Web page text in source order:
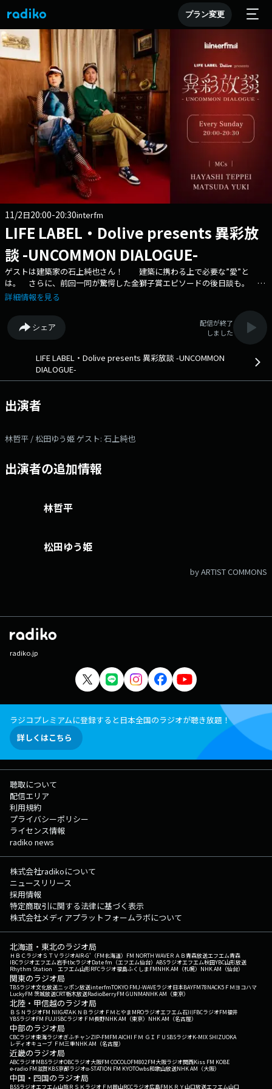
プラン変更
11/2日20:00-20:30interfm
LIFE LABEL・Dolive presents 異彩放
談 -UNCOMMON DIALOGUE-
ゲストは建築家の石上純也さん！ 建築に携わる上で必要な”愛”と
は。 さらに、前回一同が驚愕した金獅子賞エピソードの後日談も。
「異彩放談 - UNCOMMON DIALOGUE -」 LIFE LABEL / Dolive / yado 3つ
持つアーティスト・松田ゆう姫が 「心の解放」をテーマに各業界の最前
線で活躍するゲストを迎え、 ゲストの人生を彩ってきたもの・こと、
成功の裏側にある葛藤、ビジネスの本質に迫る対話番組。 本日のゲス
ト： 石上純也 番組Webサイト：https://www.interfm.co.jp/ud Xハ
ッシュタグは「#異彩放談」 Xアカウントは「@isai_hodan」
詳細情報を見る
シェア
配信が終了
しました
LIFE LABEL・Dolive presents 異彩放談 -UNCOMMON
DIALOGUE-
出演者
林哲平 / 松田ゆう姫 ゲスト: 石上純也
出演者の追加情報
林哲平
松田ゆう姫
by ARTIST COMMONS
radiko.jp
ラジコプレミアムに登録すると日本全国のラジオが聴き放題！
詳しくはこちら
聴取について
配信エリア
利用規約
プライバシーポリシー
ライセンス情報
radiko news
株式会社radikoについて
ニュースリリース
採用情報
特定商取引に関する法律に基づく表示
株式会社メディアプラットフォームラボについて
北海道・東北のラジオ局
ＨＢＣラジオＳＴＶラジオAIR-G'（FM北海道） FM NORTH WAVEＲＡＢ青森放送エフエム青森
IBCラジオエフエム岩手tbcラジオDate fm（エフエム仙台） ABSラジオエフエム秋田YBC山形放送
Rhythm Station エフエム山形RFCラジオ福島ふくしまFMNHK AM（札幌） NHK AM（仙台）
関東のラジオ局
TBSラジオ文化放送ニッポン放送interfmTOKYO FMJ-WAVEラジオ日本BAYFM78NACK5 ＦＭヨコハマ
LuckyFM 茨城放送CRT栃木放送RadioBerryFM GUNMANHK AM（東京）
北陸・甲信越のラジオ局
ＢＳＮラジオFM NIIGATAＫＮＢラジオ ＦＭとやまMROラジオエフエム石川FBCラジオFM福井
YBSラジオFM FUJISBCラジオ ＦＭ長野NHK AM（東京） NHK AM（名古屋）
中部のラジオ局
CBCラジオ東海ラジオぎふチャンZIP-FMFM AICHI ＦＭ ＧＩＦＵ SBSラジオK-MIX SHIZUOKA
レディオキューブ ＦＭ三重NHK AM（名古屋）
近畿のラジオ局
ABCラジオMBSラジオOBCラジオ大阪FM COCOLOFM802FM大阪ラジオ関西Kiss FM KOBE
e-radio FM滋賀KBS京都ラジオα-STATION FM KYOTOwbs和歌山放送NHK AM（大阪）
中国・四国のラジオ局
BSSラジオエフエム山陰ＲＳＫラジオ ＦＭ岡山RCCラジオ広島FM ＫＲＹ山口放送エフエム山口